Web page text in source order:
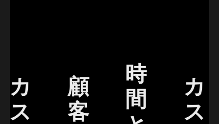
カ
ス
顧
客
時
間
カ
ス